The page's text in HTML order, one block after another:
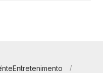
Entretenimento